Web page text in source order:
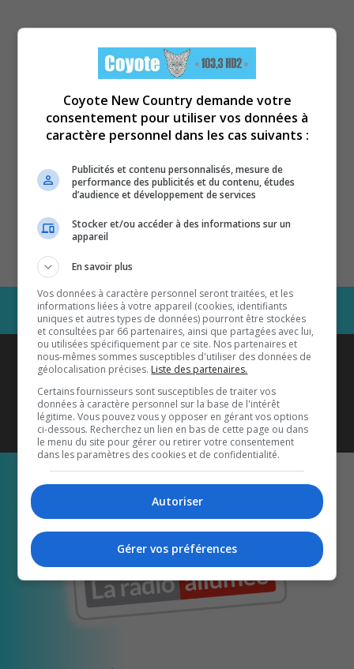
Coyote New Countryest diffusé
également sur1033 HD2
Écoutez-nous aussi sur…
Coyote New Country demande votre
consentement pour utiliser vos données à
caractère personnel dans les cas suivants :
Publicités et contenu personnalisés, mesure de
performance des publicités et du contenu, études
d’audience et développement de services
Stocker et/ou accéder à des informations sur un
appareil
En savoir plus
Vos données à caractère personnel seront traitées, et les
informations liées à votre appareil (cookies, identifiants
uniques et autres types de données) pourront être stockées
et consultées par 66 partenaires, ainsi que partagées avec lui,
ou utilisées spécifiquement par ce site. Nos partenaires et
nous-mêmes sommes susceptibles d'utiliser des données de
géolocalisation précises. Liste des partenaires.
Certains fournisseurs sont susceptibles de traiter vos
données à caractère personnel sur la base de l'intérêt
légitime. Vous pouvez vous y opposer en gérant vos options
ci-dessous. Recherchez un lien en bas de cette page ou dans
le menu du site pour gérer ou retirer votre consentement
dans les paramètres des cookies et de confidentialité.
Autoriser
Gérer vos préférences